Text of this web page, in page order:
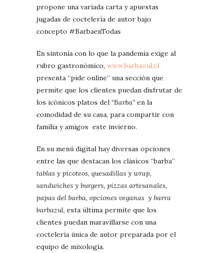
propone una variada carta y apuestas
jugadas de coctelería de autor bajo
concepto #BarbaenTodas
En sintonía con lo que la pandemia exige al
rubro gastronómico, www.barbazul.cl
presenta “pide online” una sección que
permite que los clientes puedan disfrutar de
los icónicos platos del “Barba” en la
comodidad de su casa, para compartir con
familia y amigos este invierno.
En su menú digital hay diversas opciones
entre las que destacan los clásicos “barba”
tablas y picoteos, quesadillas y wrap,
sandwiches y burgers, pizzas artesanales,
papas del barba, opciones veganas y barra
barbazul, esta última permite que los
clientes puedan maravillarse con una
coctelería única de autor preparada por el
equipo de mixología.